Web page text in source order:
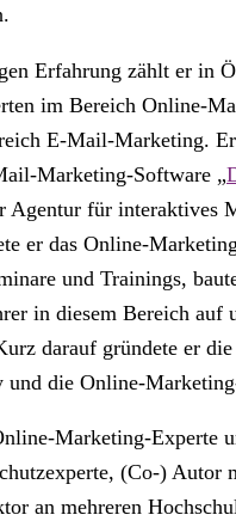
Erfahrung zählt er in
im Bereich Online-
E-Mail-Marketing.
Marketing-Software „
Agentur für interaktives
er das Online-
und Trainings,
in diesem Bereich auf
darauf gründete er
und die Online-
Marketing-Experte
(Co-) Autor
an mehreren